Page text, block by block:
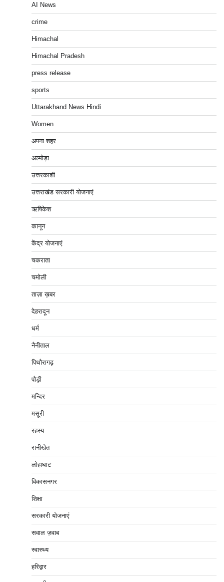
AI News
crime
Himachal
Himachal Pradesh
press release
sports
Uttarakhand News Hindi
Women
अपना शहर
अल्मोड़ा
उत्तरकाशी
उत्तराखंड सरकारी योजनाएं
ऋषिकेश
कानून
केंद्र योजनाएं
चकराता
चमोली
ताज़ा ख़बर
देहरादून
धर्म
नैनीताल
पिथौरागढ़
पौड़ी
मन्दिर
मसूरी
रहस्य
रानीखेत
लोहाघाट
विकासनगर
शिक्षा
सरकारी योजनाएं
सवाल ज़वाब
स्वास्थ्य
हरिद्वार